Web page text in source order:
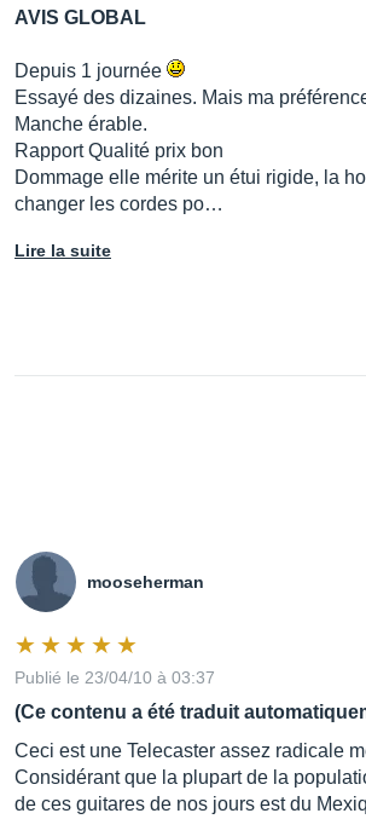
AVIS GLOBAL
Depuis 1 journée
Essayé des dizaines. Mais ma
Manche érable.
Rapport Qualité prix bon
Dommage elle mérite un étui rigide, la
changer les cordes po…
Lire la suite
mooseherman
Publié le 23/04/10 à 03:37
(Ce contenu a été traduit
Ceci est une Telecaster assez radicale
Considérant que la plupart de la
de ces guitares de nos jours est du